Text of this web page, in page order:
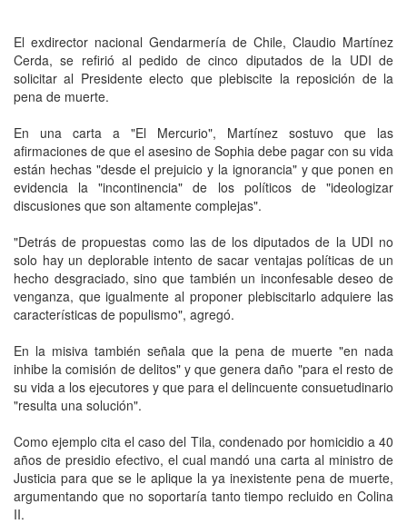
El exdirector nacional Gendarmería de Chile, Claudio Martínez
Cerda, se refirió al pedido de cinco diputados de la UDI de
solicitar al Presidente electo que plebiscite la reposición de la
pena de muerte.
En una carta a "El Mercurio", Martínez sostuvo que las
afirmaciones de que el asesino de Sophia debe pagar con su vida
están hechas "desde el prejuicio y la ignorancia" y que ponen en
evidencia la "incontinencia" de los políticos de "ideologizar
discusiones que son altamente complejas".
"Detrás de propuestas como las de los diputados de la UDI no
solo hay un deplorable intento de sacar ventajas políticas de un
hecho desgraciado, sino que también un inconfesable deseo de
venganza, que igualmente al proponer plebiscitarlo adquiere las
características de populismo", agregó.
En la misiva también señala que la pena de muerte "en nada
inhibe la comisión de delitos" y que genera daño "para el resto de
su vida a los ejecutores y que para el delincuente consuetudinario
"resulta una solución".
Como ejemplo cita el caso del Tila, condenado por homicidio a 40
años de presidio efectivo, el cual mandó una carta al ministro de
Justicia para que se le aplique la ya inexistente pena de muerte,
argumentando que no soportaría tanto tiempo recluido en Colina
II.